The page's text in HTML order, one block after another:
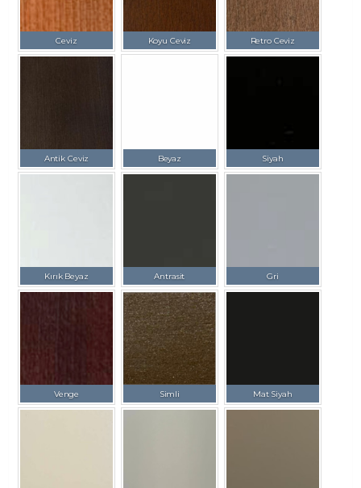
Ceviz Koyu Ceviz Retro Ceviz
Antik Ceviz Beyaz Siyah
Kırık Beyaz Antrasit Gri
Venge Simli Mat Siyah